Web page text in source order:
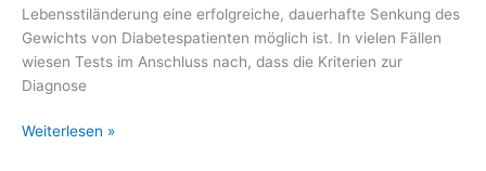
Lebensstiländerung eine erfolgreiche, dauerhafte Senkung des
Gewichts von Diabetespatienten möglich ist. In vielen Fällen
wiesen Tests im Anschluss nach, dass die Kriterien zur
Diagnose
Diabetes
Weiterlesen »